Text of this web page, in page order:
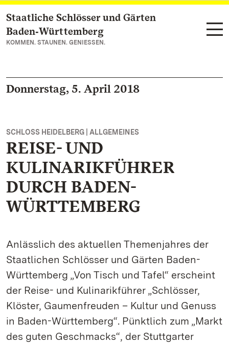
Zum Hauptinhalt springen
Staatliche Schlösser und Gärten
Baden‑Württemberg
KOMMEN. STAUNEN. GENIESSEN.
Donnerstag, 5. April 2018
SCHLOSS HEIDELBERG | ALLGEMEINES
REISE- UND
KULINARIKFÜHRER
DURCH BADEN-
WÜRTTEMBERG
Anlässlich des aktuellen Themenjahres der
Staatlichen Schlösser und Gärten Baden-
Württemberg „Von Tisch und Tafel“ erscheint
der Reise- und Kulinarikführer „Schlösser,
Klöster, Gaumenfreuden – Kultur und Genuss
in Baden-Württemberg“. Pünktlich zum „Markt
des guten Geschmacks“, der Stuttgarter